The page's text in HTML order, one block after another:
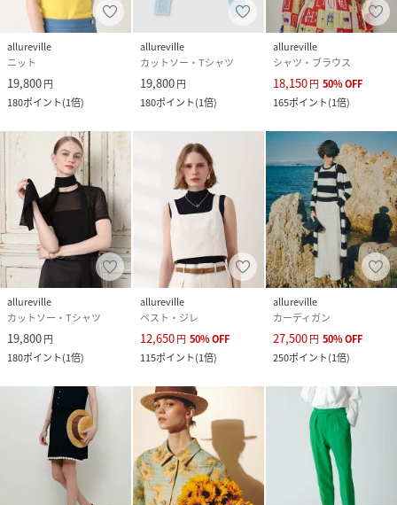
allureville
ニット
19,800円
180ポイント(1倍)
allureville
カットソー・Tシャツ
19,800円
180ポイント(1倍)
allureville
シャツ・ブラウス
18,150円 50%OFF
165ポイント(1倍)
allureville
カットソー・Tシャツ
19,800円
180ポイント(1倍)
allureville
ベスト・ジレ
12,650円 50%OFF
115ポイント(1倍)
allureville
カーディガン
27,500円 50%OFF
250ポイント(1倍)